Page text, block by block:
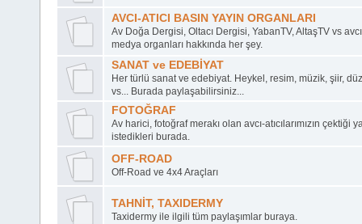
AVCI-ATICI BASIN YAYIN ORGANLARI
Av Doğa Dergisi, Oltacı Dergisi, YabanTV, AltaşTV vs avcı
medya organları hakkında her şey.
SANAT ve EDEBİYAT
Her türlü sanat ve edebiyat. Heykel, resim, müzik, şiir,
vs... Burada paylaşabilirsiniz...
FOTOĞRAF
Av harici, fotoğraf merakı olan avcı-atıcılarımızın çektiği
istedikleri burada.
OFF-ROAD
Off-Road ve 4x4 Araçları
TAHNİT, TAXIDERMY
Taxidermy ile ilgili tüm paylaşımlar buraya.